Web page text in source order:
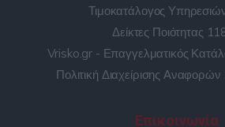
Τιμοκατάλογος
Δείκτες Ποιότητας
Vrisko.gr - Επαγγελματικός
Πολιτική Διαχείρισης
Επικοινωνία